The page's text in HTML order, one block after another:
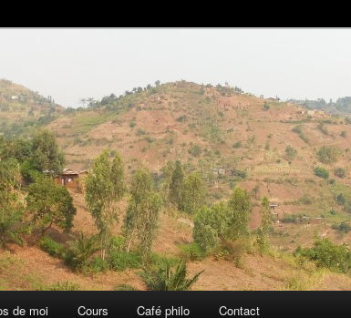
de moi Cours Café philo Contact